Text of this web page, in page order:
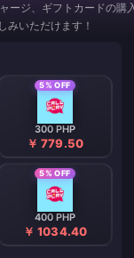
ージ、ギフトカードの購
みいただけます！
5% OFF
300 PHP
￥ 779.50
5% OFF
400 PHP
￥ 1034.40